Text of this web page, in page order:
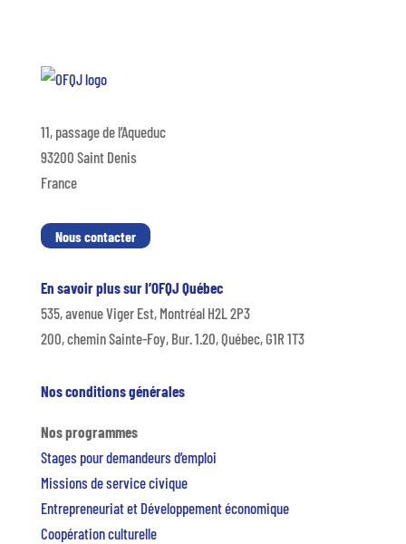
11, passage de l’Aqueduc
93200 Saint Denis
France
Nous contacter
En savoir plus sur l’OFQJ Québec
535, avenue Viger Est, Montréal H2L 2P3
200, chemin Sainte-Foy, Bur. 1.20, Québec, G1R 1T3
Nos conditions générales
Nos programmes
Stages pour demandeurs d’emploi
Missions de service civique
Entrepreneuriat et Développement économique
Coopération culturelle